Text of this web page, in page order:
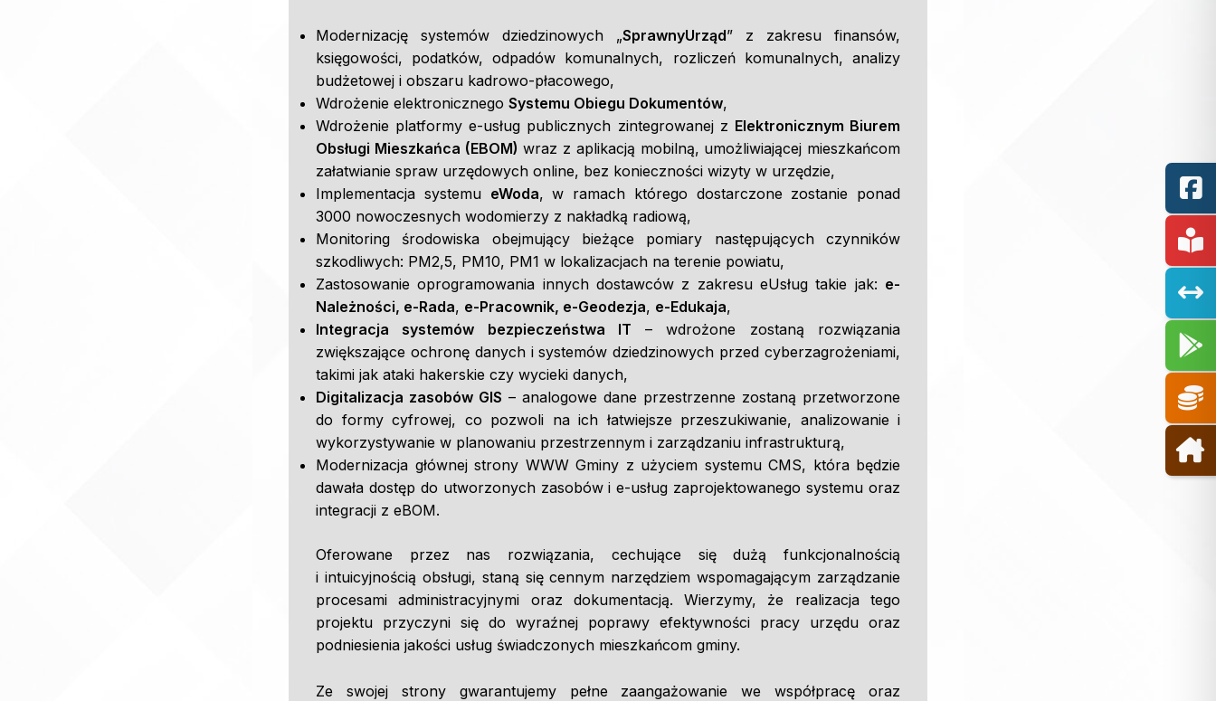
Modernizację systemów dziedzinowych „SprawnyUrząd” z zakresu finansów,
księgowości, podatków, odpadów komunalnych, rozliczeń komunalnych, analizy
budżetowej i obszaru kadrowo-płacowego,
Wdrożenie elektronicznego Systemu Obiegu Dokumentów,
Wdrożenie platformy e-usług publicznych zintegrowanej z Elektronicznym Biurem
Obsługi Mieszkańca (EBOM) wraz z aplikacją mobilną, umożliwiającej mieszkańcom
załatwianie spraw urzędowych online, bez konieczności wizyty w urzędzie,
Implementacja systemu eWoda, w ramach którego dostarczone zostanie ponad
3000 nowoczesnych wodomierzy z nakładką radiową,
Monitoring środowiska obejmujący bieżące pomiary następujących czynników
szkodliwych: PM2,5, PM10, PM1 w lokalizacjach na terenie powiatu,
Zastosowanie oprogramowania innych dostawców z zakresu eUsług takie jak: e-
Należności, e-Rada, e-Pracownik, e-Geodezja, e-Edukaja,
Integracja systemów bezpieczeństwa IT – wdrożone zostaną rozwiązania
zwiększające ochronę danych i systemów dziedzinowych przed cyberzagrożeniami,
takimi jak ataki hakerskie czy wycieki danych,
Digitalizacja zasobów GIS – analogowe dane przestrzenne zostaną przetworzone
do formy cyfrowej, co pozwoli na ich łatwiejsze przeszukiwanie, analizowanie i
wykorzystywanie w planowaniu przestrzennym i zarządzaniu infrastrukturą,
Modernizacja głównej strony WWW Gminy z użyciem systemu CMS, która będzie
dawała dostęp do utworzonych zasobów i e-usług zaprojektowanego systemu oraz
integracji z eBOM.
Oferowane przez nas rozwiązania, cechujące się dużą funkcjonalnością
i intuicyjnością obsługi, staną się cennym narzędziem wspomagającym zarządzanie
procesami administracyjnymi oraz dokumentacją. Wierzymy, że realizacja tego
projektu przyczyni się do wyraźnej poprawy efektywności pracy urzędu oraz
podniesienia jakości usług świadczonych mieszkańcom gminy.
Ze swojej strony gwarantujemy pełne zaangażowanie we współpracę oraz